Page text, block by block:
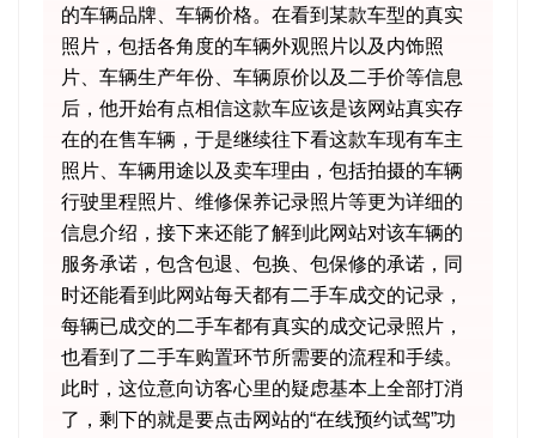
的车辆品牌、车辆价格。在看到某款车型的真实
照片，包括各角度的车辆外观照片以及内饰照
片、车辆生产年份、车辆原价以及二手价等信息
后，他开始有点相信这款车应该是该网站真实存
在的在售车辆，于是继续往下看这款车现有车主
照片、车辆用途以及卖车理由，包括拍摄的车辆
行驶里程照片、维修保养记录照片等更为详细的
信息介绍，接下来还能了解到此网站对该车辆的
服务承诺，包含包退、包换、包保修的承诺，同
时还能看到此网站每天都有二手车成交的记录，
每辆已成交的二手车都有真实的成交记录照片，
也看到了二手车购置环节所需要的流程和手续。
此时，这位意向访客心里的疑虑基本上全部打消
了，剩下的就是要点击网站的“在线预约试驾”功